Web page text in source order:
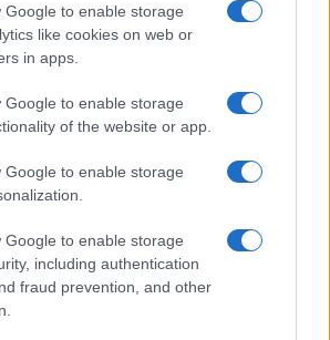
Google to enable storage
like cookies on web or
in apps.
Google to enable storage
of the website or app.
Google to enable storage
Google to enable storage
including authentication
fraud prevention, and other
labirintusában
Országos hírek
napja - július 30-ra